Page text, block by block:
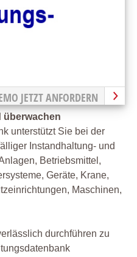
JETZT ANFORDERN
überwachen
unterstützt Sie bei der
Instandhaltung- und
Betriebsmittel,
Geräte, Krane,
Maschinen,
durchführen zu